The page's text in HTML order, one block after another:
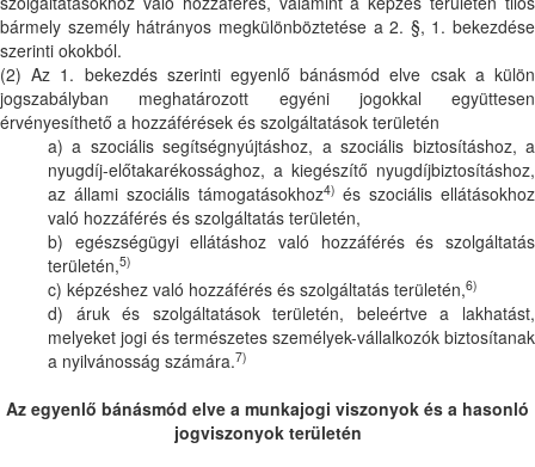
bármely személy hátrányos megkülönböztetése a 2. §, 1. bekezdése
szerinti okokból.
(2) Az 1. bekezdés szerinti egyenlő bánásmód elve csak a külön
jogszabályban meghatározott egyéni jogokkal együttesen
érvényesíthető a hozzáférések és szolgáltatások területén
a) a szociális segítségnyújtáshoz, a szociális biztosításhoz, a
nyugdíj-előtakarékossághoz, a kiegészítő nyugdíjbiztosításhoz,
az állami szociális támogatásokhoz4) és szociális ellátásokhoz
való hozzáférés és szolgáltatás területén,
b) egészségügyi ellátáshoz való hozzáférés és szolgáltatás
területén,5)
c) képzéshez való hozzáférés és szolgáltatás területén,6)
d) áruk és szolgáltatások területén, beleértve a lakhatást,
melyeket jogi és természetes személyek-vállalkozók biztosítanak
a nyilvánosság számára.7)
Az egyenlő bánásmód elve a munkajogi viszonyok és a hasonló
jogviszonyok területén